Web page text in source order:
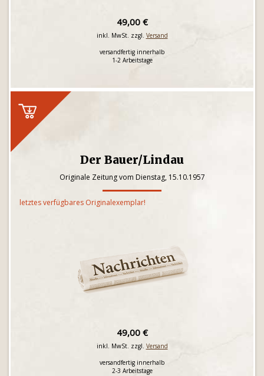
49,00 €
inkl. MwSt. zzgl. Versand
versandfertig innerhalb
1-2 Arbeitstage
Der Bauer/Lindau
Originale Zeitung vom Dienstag, 15.10.1957
letztes verfügbares Originalexemplar!
49,00 €
inkl. MwSt. zzgl. Versand
versandfertig innerhalb
2-3 Arbeitstage